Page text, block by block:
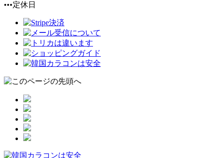
•••定休日